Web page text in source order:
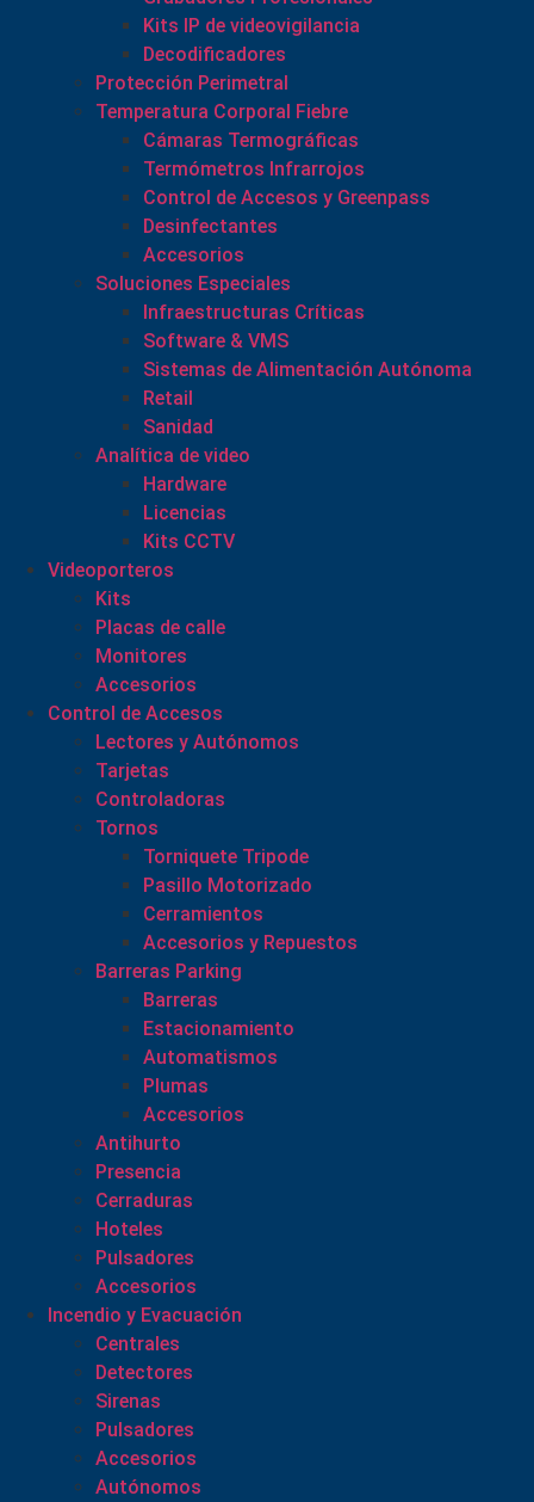
Kits IP de videovigilancia
Decodificadores
Protección Perimetral
Temperatura Corporal Fiebre
Cámaras Termográficas
Termómetros Infrarrojos
Control de Accesos y Greenpass
Desinfectantes
Accesorios
Soluciones Especiales
Infraestructuras Críticas
Software & VMS
Sistemas de Alimentación Autónoma
Retail
Sanidad
Analítica de video
Hardware
Licencias
Kits CCTV
Videoporteros
Kits
Placas de calle
Monitores
Accesorios
Control de Accesos
Lectores y Autónomos
Tarjetas
Controladoras
Tornos
Torniquete Tripode
Pasillo Motorizado
Cerramientos
Accesorios y Repuestos
Barreras Parking
Barreras
Estacionamiento
Automatismos
Plumas
Accesorios
Antihurto
Presencia
Cerraduras
Hoteles
Pulsadores
Accesorios
Incendio y Evacuación
Centrales
Detectores
Sirenas
Pulsadores
Accesorios
Autónomos